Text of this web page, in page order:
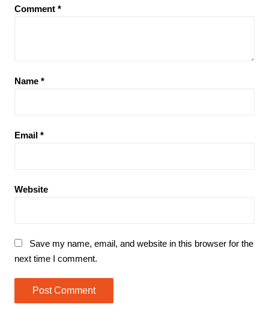
Comment *
Name *
Email *
Website
Save my name, email, and website in this browser for the
next time I comment.